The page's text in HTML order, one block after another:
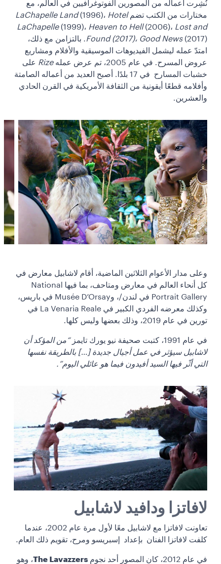
نُشِرت أعماله من المصورين الفوتوغرافيين في العالم، مع
مختارات من الكتب تضم
LaChapelle Land(1996)، Hotel
LaChapelle (1999)، Heaven to Hell(2006)، Lost and
Found (2017)، Good News
(2017). بالتزامن مع ذلك،
امتدّ عمله ليشمل الفيديوهات الموسيقية والأفلام ومشاريع
عروض المسرح. في عام 2005، تم عرض عمله
Rize على
خشبات المسارح في 17 بلدًا. أصبح العديد من أعماله الصامتة
وأفلامه قطعًا أيقونية من الثقافة الأمريكية في القرن الحادي
والعشرين.
وعلى مدار الأعوام الثلاثين الماضية، أقام لاشابيل معارض في
كل أنحاء العالم في معارض ومتاحف، بما فيها National
Portrait Gallery في لندن/، وMusée D’Orsay في باريس،
وكذلك معرضه الفردي الكبير في La Venaria Reale في
تورين في عام 2019، وذلك بعضها وليس كلها.
في عام 1991، كتبت صحيفة نيو يورك تايمز
“من المؤكد أن
لاشابيل سيؤثر في عمل أجيال جديدة […] بالطريقة نفسها
التي أثّر فيها السيد أفيدون فيما هو عائلي اليوم”.
لافاتزا ودافيد لاشابيل
تعاونت لافاتزا مع لاشابيل معًا لأول مرة عام 2002، عندما
كلفت لافاتزا الفنان
بإعداد إسبريسو ومرح، تقويم ذلك العام.
في عام 2012، كان المصور أحد نجوم The Lavazzers، وهو